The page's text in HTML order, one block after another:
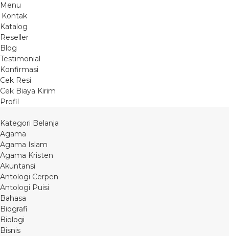
Menu
Kontak
Katalog
Reseller
Blog
Testimonial
Konfirmasi
Cek Resi
Cek Biaya Kirim
Profil
Kategori Belanja
Agama
Agama Islam
Agama Kristen
Akuntansi
Antologi Cerpen
Antologi Puisi
Bahasa
Biografi
Biologi
Bisnis